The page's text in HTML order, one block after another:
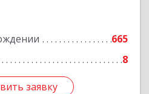
665
8
заявку
заявку